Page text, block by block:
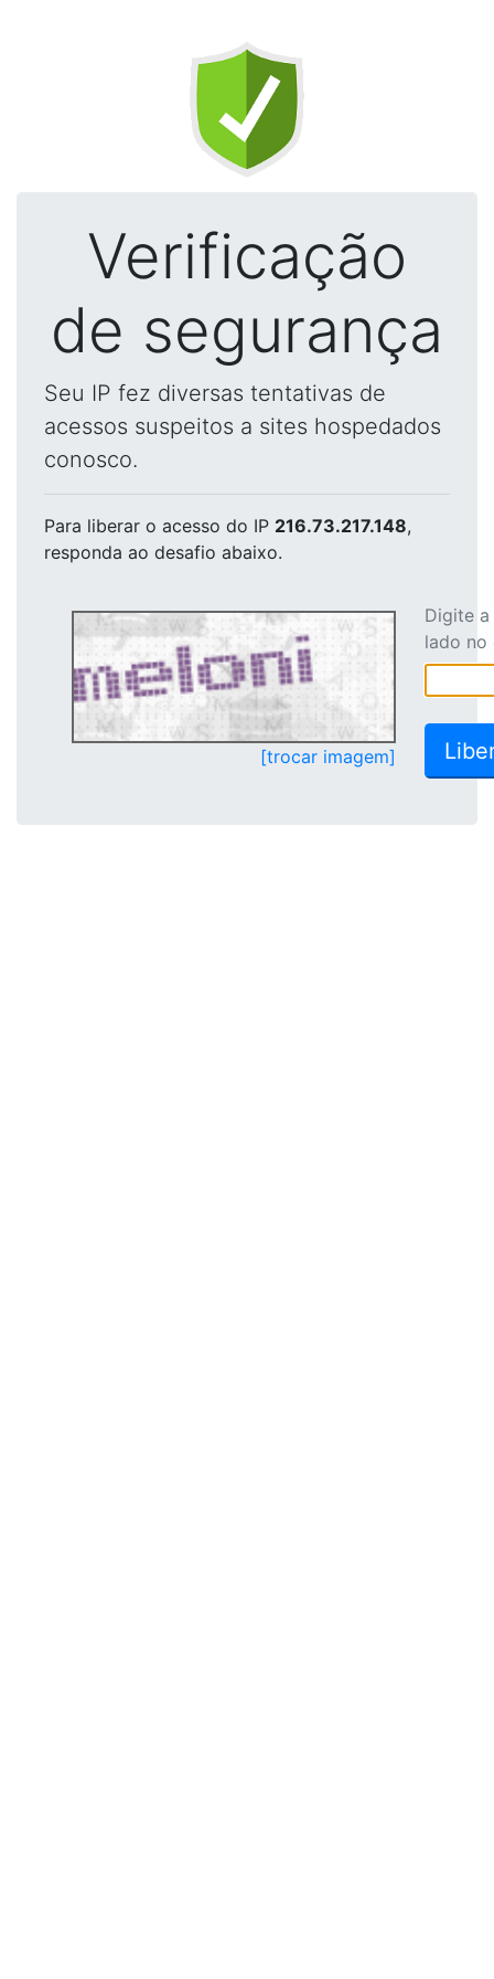
Verificação
de segurança
Seu IP fez diversas tentativas de
acessos suspeitos a sites hospedados
conosco.
Para liberar o acesso do IP 216.73.217.148,
responda ao desafio abaixo.
[trocar imagem]
Digite
lado no